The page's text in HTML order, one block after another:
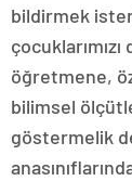
bildirmek
öğretmene,
bilimsel
göstermelik